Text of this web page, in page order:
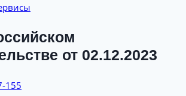
от 02.12.2023
155